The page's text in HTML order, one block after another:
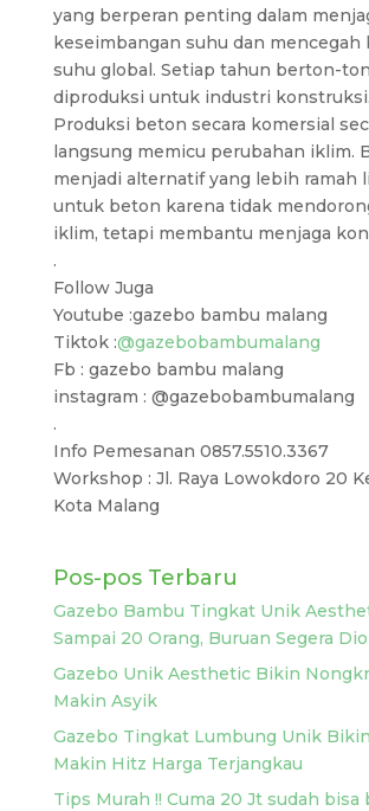
yang berperan penting dalam
keseimbangan suhu dan mencegah
suhu global. Setiap tahun berton-
diproduksi untuk industri konstruksi.
Produksi beton secara komersial
langsung memicu perubahan iklim.
menjadi alternatif yang lebih ramah
untuk beton karena tidak
iklim, tetapi membantu menjaga
.
Follow Juga
Youtube :gazebo bambu malang
Tiktok :@gazebobambumalang
Fb : gazebo bambu malang
instagram : @gazebobambumalang
.
Info Pemesanan 0857.5510.3367
Workshop : Jl. Raya Lowokdoro 20
Kota Malang
Pos-pos Terbaru
Gazebo Bambu Tingkat Unik
Sampai 20 Orang, Buruan Segera
Gazebo Unik Aesthetic Bikin
Makin Asyik
Gazebo Tingkat Lumbung Unik
Makin Hitz Harga Terjangkau
Tips Murah !! Cuma 20 Jt sudah bisa